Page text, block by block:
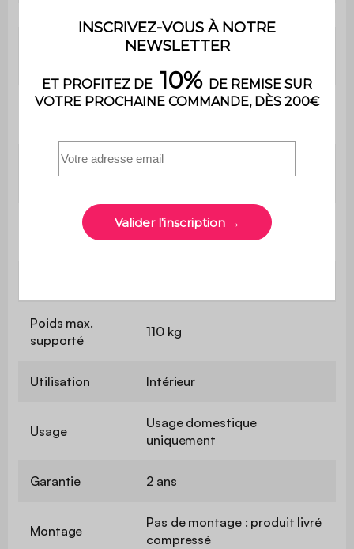
35cm de mousse
Hauteur
Profondeur
63 cm
Confort de
Souple
Poids max.
supporté
110 kg
Utilisation Intérieur
Usage
Usage domestique
uniquement
Garantie 2 ans
Montage
Pas de montage : produit livré
compressé